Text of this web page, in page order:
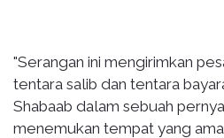
"Serangan ini mengirimkan
tentara salib dan tentara
Shabaab dalam sebuah
menemukan tempat yang